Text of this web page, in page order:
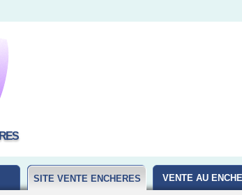
SITE VENTE ENCHERES VENTE AU